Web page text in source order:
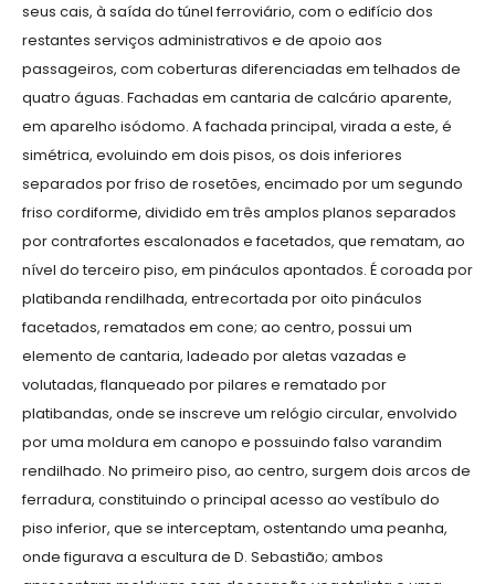
seus cais, à saída do túnel ferroviário, com o edifício dos
restantes serviços administrativos e de apoio aos
passageiros, com coberturas diferenciadas em telhados de
quatro águas. Fachadas em cantaria de calcário aparente,
em aparelho isódomo. A fachada principal, virada a este, é
simétrica, evoluindo em dois pisos, os dois inferiores
separados por friso de rosetões, encimado por um segundo
friso cordiforme, dividido em três amplos planos separados
por contrafortes escalonados e facetados, que rematam, ao
nível do terceiro piso, em pináculos apontados. É coroada por
platibanda rendilhada, entrecortada por oito pináculos
facetados, rematados em cone; ao centro, possui um
elemento de cantaria, ladeado por aletas vazadas e
volutadas, flanqueado por pilares e rematado por
platibandas, onde se inscreve um relógio circular, envolvido
por uma moldura em canopo e possuindo falso varandim
rendilhado. No primeiro piso, ao centro, surgem dois arcos de
ferradura, constituindo o principal acesso ao vestíbulo do
piso inferior, que se interceptam, ostentando uma peanha,
onde figurava a escultura de D. Sebastião; ambos